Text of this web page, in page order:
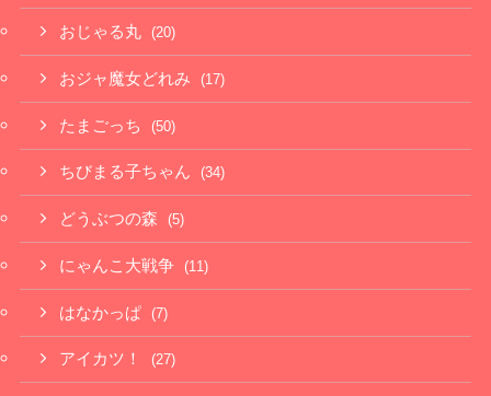
おじゃる丸 (20)
おジャ魔女どれみ (17)
たまごっち (50)
ちびまる子ちゃん (34)
どうぶつの森 (5)
にゃんこ大戦争 (11)
はなかっぱ (7)
アイカツ！ (27)